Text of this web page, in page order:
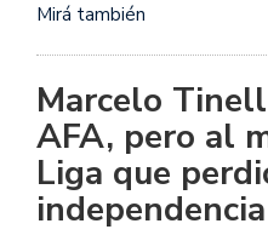
Mirá también
Marcelo
AFA, pero al
Liga que
independencia